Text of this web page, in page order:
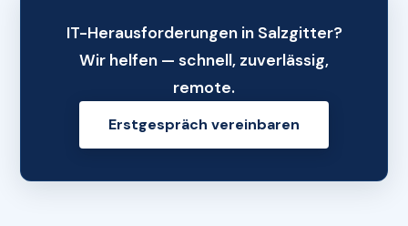
IT-Herausforderungen in Salzgitter?
Wir helfen — schnell, zuverlässig,
remote.
Erstgespräch vereinbaren